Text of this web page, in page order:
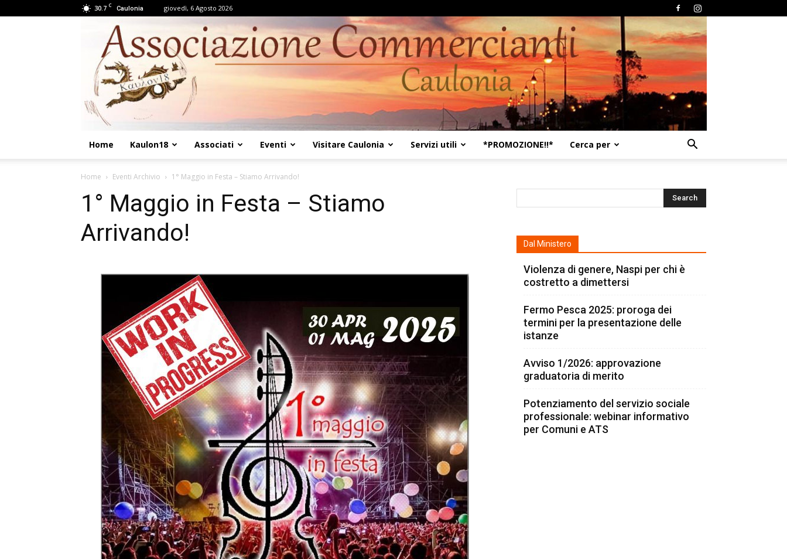
30.7 C Caulonia giovedì, 6 Agosto 2026
Home Kaulon18 Associati Eventi Visitare Caulonia Servizi utili *PROMOZIONE!!* Cerca per
Home Eventi Archivio 1° Maggio in Festa – Stiamo Arrivando!
1° Maggio in Festa – Stiamo
Arrivando!
Dal Ministero
Violenza di genere, Naspi per chi è
costretto a dimettersi
Fermo Pesca 2025: proroga dei
termini per la presentazione delle
istanze
Avviso 1/2026: approvazione
graduatoria di merito
Potenziamento del servizio sociale
professionale: webinar informativo
per Comuni e ATS